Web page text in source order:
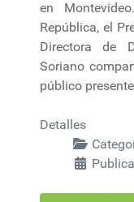
en
República, el
Directora de
Soriano
público
Detalles